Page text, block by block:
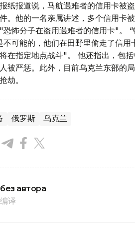
纸报道说，马航遇难者的信用卡被
。他的一名亲属讲述，多个信用卡
怖分子在盗用遇难者的信用卡"。
不可能的，他们在田野里偷走了信
在指定地点战斗"。 他还指出，包
被严惩。此外，目前乌克兰东部的
劫。
俄罗斯 乌克兰
без автора
编译